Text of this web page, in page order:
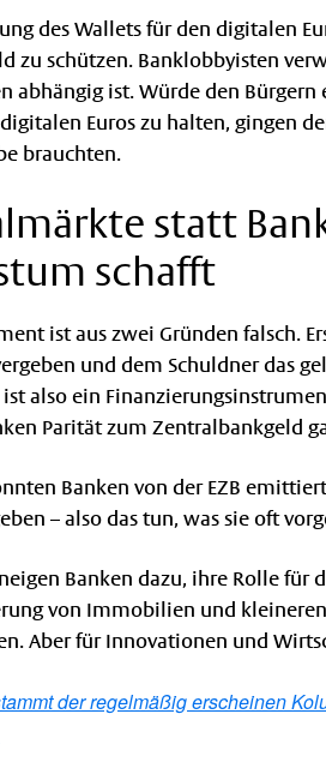
des Wallets für den digitalen
zu schützen. Banklobbyisten
abhängig ist. Würde den
Euros zu halten, gingen
brauchten.
statt
schafft
ist aus zwei Gründen falsch.
und dem Schuldner das
also ein
Parität zum Zentralbankgeld
Banken von der EZB
– also das tun, was sie oft
Banken dazu, ihre Rolle für
von Immobilien und
Aber für Innovationen und
der regelmäßig erscheinen